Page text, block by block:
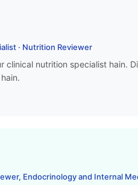
· Nutrition Reviewer
clinical nutrition specialist hain.
Endocrinology and Internal